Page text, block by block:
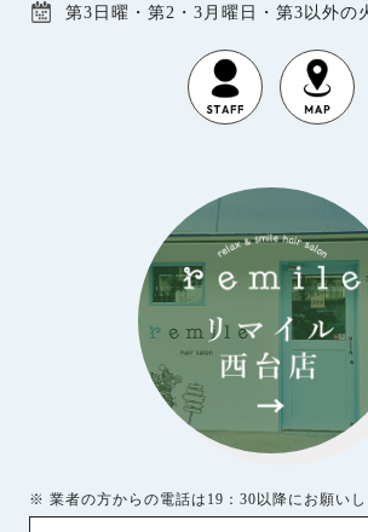
第3日曜・第2・3月曜日・第3以外の
※ 業者の方からの電話は19：30以降にお願い